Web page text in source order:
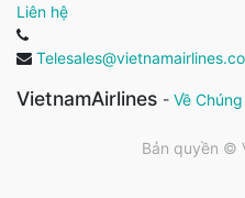
Liên hệ
VietnamAirlines - Về
Bản quyền ©